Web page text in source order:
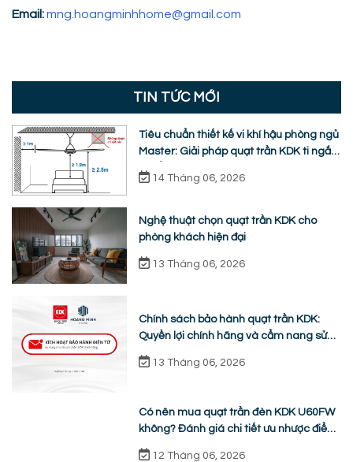
Email:mng.hoangminhhome@gmail.com
TIN TỨC MỚI
Tiêu chuẩn thiết kế vi khí hậu phòng ngủ
Master: Giải pháp quạt trần KDK ti ngắn
chuẩn nhân trắc học
14 Tháng 06, 2026
Nghệ thuật chọn quạt trần KDK cho
phòng khách hiện đại
13 Tháng 06, 2026
Chính sách bảo hành quạt trần KDK:
Quyền lợi chính hãng và cẩm nang sửa
13 Tháng 06, 2026
Có nên mua quạt trần đèn KDK U60FW
không? Đánh giá chi tiết ưu nhược điểm
thực tế
12 Tháng 06, 2026